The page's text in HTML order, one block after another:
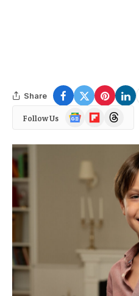
Share
Follow Us
Google
News
FlipboardThreads